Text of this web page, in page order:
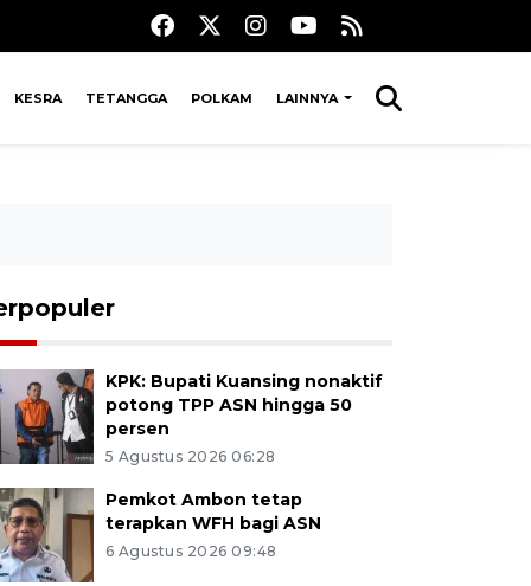
KESRA TETANGGA POLKAM LAINNYA
KPK: Bupati Kuansing nonaktif
potong TPP ASN hingga 50
persen
5 Agustus 2026 06:28
Pemkot Ambon tetap
terapkan WFH bagi ASN
6 Agustus 2026 09:48